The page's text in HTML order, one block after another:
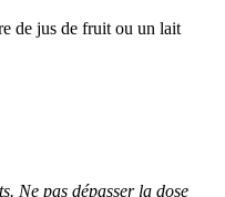
de jus de fruit ou un lait
Ne pas dépasser la dose